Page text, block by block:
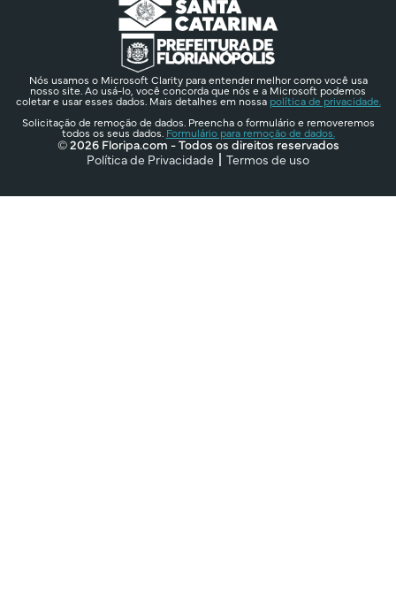
Nós usamos o Microsoft Clarity para entender melhor como você usa
nosso site. Ao usá-lo, você concorda que nós e a Microsoft podemos
coletar e usar esses dados. Mais detalhes em nossa política de privacidade.
Solicitação de remoção de dados. Preencha o formulário e removeremos
todos os seus dados. Formulário para remoção de dados.
© 2026 Floripa.com - Todos os direitos reservados
Política de Privacidade
Termos de uso